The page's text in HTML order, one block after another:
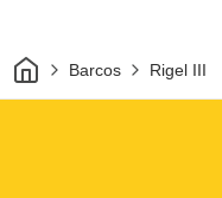
InicioBarcos Rigel III